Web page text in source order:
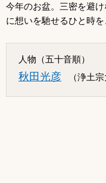
今年のお盆。三密を避
に想いを馳せるひと時
人物（五十音順）
秋田光彦 （浄土